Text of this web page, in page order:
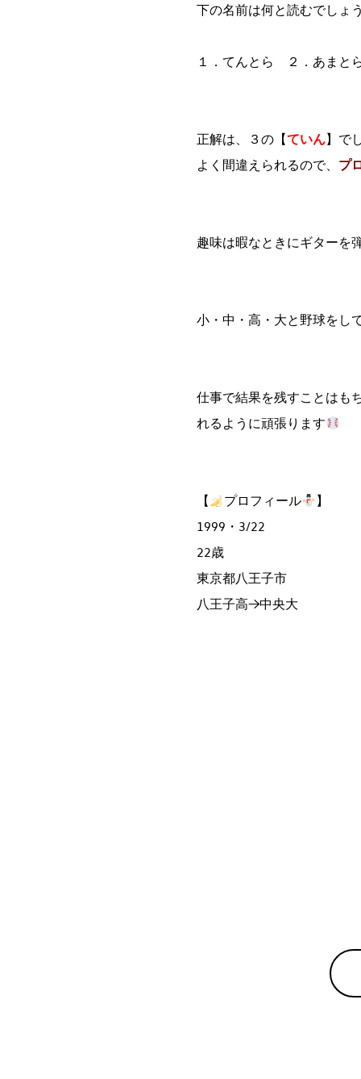
下の名前は何と読むでしょ
１．てんとら ２．あま
正解は、３の【ていん】で
よく間違えられるので、 プ
趣味は暇なときにギターを
小・中・高・大と野球をし
仕事で結果を残すことはも
れるように頑張ります
【 プロフィール
】
1999・3/22
22歳
東京都八王子市
八王子高→中央大